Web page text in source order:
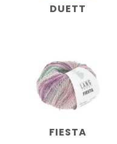
DUETT
FIESTA